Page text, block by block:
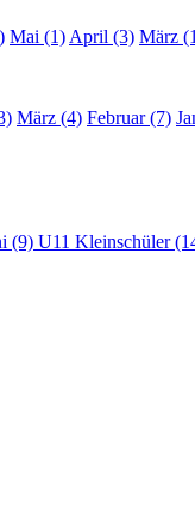
Mai (1) April (3) März
März (4) Februar (7)
(9) U11 Kleinschüler